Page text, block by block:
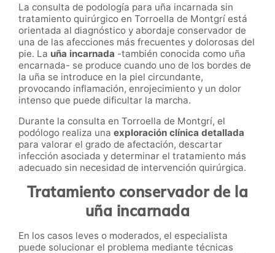
La consulta de podología para uña incarnada sin
tratamiento quirúrgico en Torroella de Montgrí está
orientada al diagnóstico y abordaje conservador de
una de las afecciones más frecuentes y dolorosas del
pie. La uña incarnada -también conocida como uña
encarnada- se produce cuando uno de los bordes de
la uña se introduce en la piel circundante,
provocando inflamación, enrojecimiento y un dolor
intenso que puede dificultar la marcha.
Durante la consulta en Torroella de Montgrí, el
podólogo realiza una exploración clínica detallada
para valorar el grado de afectación, descartar
infección asociada y determinar el tratamiento más
adecuado sin necesidad de intervención quirúrgica.
Tratamiento conservador de la
uña incarnada
En los casos leves o moderados, el especialista
puede solucionar el problema mediante técnicas